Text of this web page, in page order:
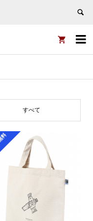


すべて